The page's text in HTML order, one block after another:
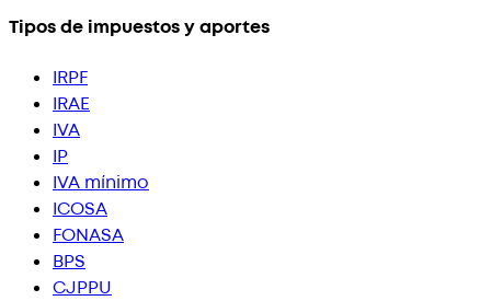
Tipos de impuestos y aportes
IRPF
IRAE
IVA
IP
IVA mínimo
ICOSA
FONASA
BPS
CJPPU